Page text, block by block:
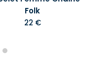
Folk
22 €